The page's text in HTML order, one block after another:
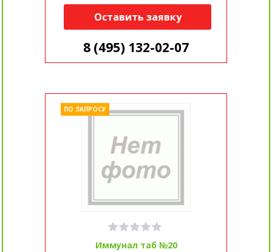
Оставить заявку
8 (495) 132-02-07
Иммунал таб №20
ПО ЗАПРОСУ